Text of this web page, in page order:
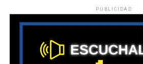
PUBLICIDAD